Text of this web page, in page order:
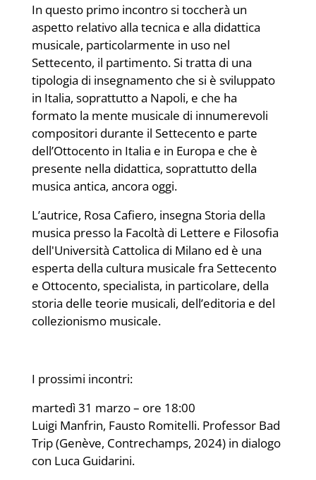
In questo primo incontro si toccherà un
aspetto relativo alla tecnica e alla didattica
musicale, particolarmente in uso nel
Settecento, il partimento. Si tratta di una
tipologia di insegnamento che si è sviluppato
in Italia, soprattutto a Napoli, e che ha
formato la mente musicale di innumerevoli
compositori durante il Settecento e parte
dell’Ottocento in Italia e in Europa e che è
presente nella didattica, soprattutto della
musica antica, ancora oggi.
L’autrice, Rosa Cafiero, insegna Storia della
musica presso la Facoltà di Lettere e Filosofia
dell'Università Cattolica di Milano ed è una
esperta della cultura musicale fra Settecento
e Ottocento, specialista, in particolare, della
storia delle teorie musicali, dell’editoria e del
collezionismo musicale.
I prossimi incontri:
martedì 31 marzo – ore 18:00
Luigi Manfrin, Fausto Romitelli. Professor Bad
Trip (Genève, Contrechamps, 2024) in dialogo
con Luca Guidarini.